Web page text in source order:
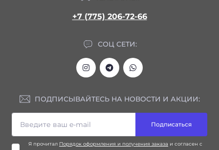
+7 (775) 206-72-66
СОЦ СЕТИ:
ПОДПИСЫВАЙТЕСЬ НА НОВОСТИ И АКЦИИ:
Подписаться
Я прочитал Порядок оформления и получения заказа и согласен с